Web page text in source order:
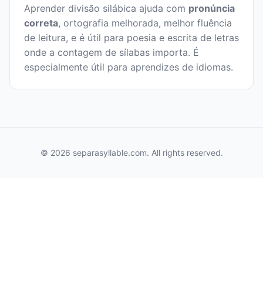
Aprender divisão silábica ajuda com pronúncia
correta, ortografia melhorada, melhor fluência
de leitura, e é útil para poesia e escrita de letras
onde a contagem de sílabas importa. É
especialmente útil para aprendizes de idiomas.
© 2026 separasyllable.com. All rights reserved.